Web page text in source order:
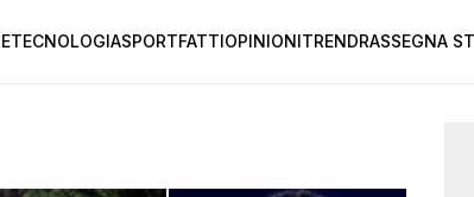
TECNOLOGIASPORTFATTIOPINIONITRENDRASSEGNA